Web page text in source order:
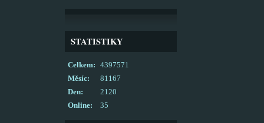
STATISTIKY
Online: 35
Celkem:
4397571
Měsíc:
81167
Den:
2120